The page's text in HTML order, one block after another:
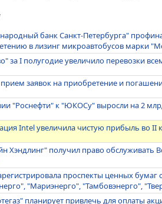
банк Санкт-Петербурга"
в лизинг микроавтобусов марки
за I полугодие увеличило перевозки
заявок на приобретение и
"Роснефти" к "ЮКОСу" выросли на 2
Intel увеличила чистую прибыль во II
Хэндлинг" получил право обслуживать
проспекты ценных бумаг
"Мариэнерго", "Тамбовэнерго",
планирует привлечь для оплаты